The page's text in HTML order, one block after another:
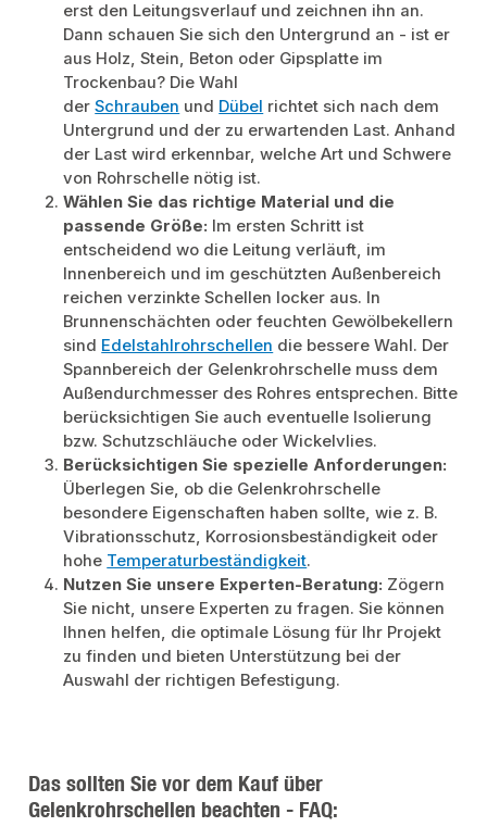
erst den Leitungsverlauf und zeichnen ihn an.
Dann schauen Sie sich den Untergrund an - ist er
aus Holz, Stein, Beton oder Gipsplatte im
Trockenbau? Die Wahl
derSchrauben und Dübel richtet sich nach dem
Untergrund und der zu erwartenden Last. Anhand
der Last wird erkennbar, welche Art und Schwere
von Rohrschelle nötig ist.
Wählen Sie das richtige Material und die
passende Größe: Im ersten Schritt ist
entscheidend wo die Leitung verläuft, im
Innenbereich und im geschützten Außenbereich
reichen verzinkte Schellen locker aus. In
Brunnenschächten oder feuchten Gewölbekellern
sind Edelstahlrohrschellen die bessere Wahl. Der
Spannbereich der Gelenkrohrschelle muss dem
Außendurchmesser des Rohres entsprechen. Bitte
berücksichtigen Sie auch eventuelle Isolierung
bzw. Schutzschläuche oder Wickelvlies.
Berücksichtigen Sie spezielle Anforderungen:
Überlegen Sie, ob die Gelenkrohrschelle
besondere Eigenschaften haben sollte, wie z. B.
Vibrationsschutz, Korrosionsbeständigkeit oder
hohe Temperaturbeständigkeit.
Nutzen Sie unsere Experten-Beratung: Zögern
Sie nicht, unsere Experten zu fragen. Sie können
Ihnen helfen, die optimale Lösung für Ihr Projekt
zu finden und bieten Unterstützung bei der
Auswahl der richtigen Befestigung.
Das sollten Sie vor dem Kauf über
Gelenkrohrschellen beachten - FAQ: